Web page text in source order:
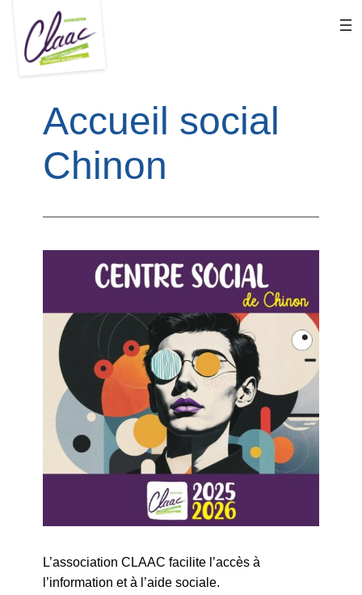
contenu
Accueil social
Chinon
L’association CLAAC facilite l’accès à
l’information et à l’aide sociale.